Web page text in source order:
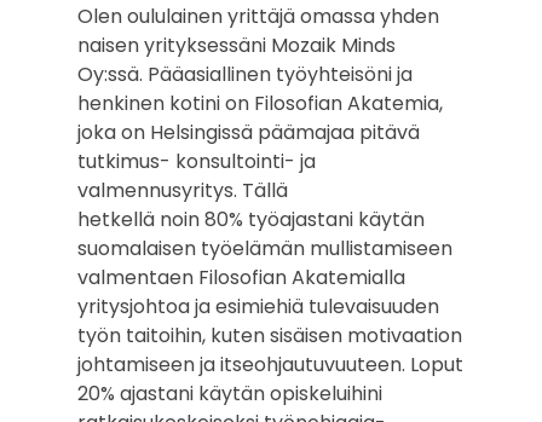
Olen oululainen yrittäjä omassa yhden
naisen yrityksessäni Mozaik Minds
Oy:ssä. Pääasiallinen työyhteisöni ja
henkinen kotini on Filosofian Akatemia,
joka on Helsingissä päämajaa pitävä
tutkimus- konsultointi- ja
valmennusyritys. Tällä
hetkellä noin 80% työajastani käytän
suomalaisen työelämän mullistamiseen
valmentaen Filosofian Akatemialla
yritysjohtoa ja esimiehiä tulevaisuuden
työn taitoihin, kuten sisäisen motivaation
johtamiseen ja itseohjautuvuuteen. Loput
20% ajastani käytän opiskeluihini